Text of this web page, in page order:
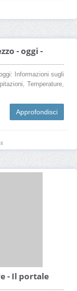
- oggi -
Informazioni sugli
Temperature,
Approfondisci
- Il portale